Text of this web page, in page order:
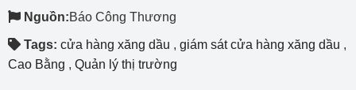
Nguồn:Báo Công Thương
Tags: cửa hàng xăng dầu , giám sát cửa hàng xăng dầu ,
Cao Bằng , Quản lý thị trường